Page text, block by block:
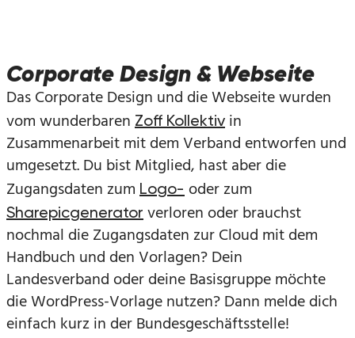
Corporate Design & Webseite
Das Corporate Design und die Webseite wurden
vom wunderbaren Zoff Kollektiv in
Zusammenarbeit mit dem Verband entworfen und
umgesetzt. Du bist Mitglied, hast aber die
Zugangsdaten zum Logo- oder zum
Sharepicgenerator verloren oder brauchst
nochmal die Zugangsdaten zur Cloud mit dem
Handbuch und den Vorlagen? Dein
Landesverband oder deine Basisgruppe möchte
die WordPress-Vorlage nutzen? Dann melde dich
einfach kurz in der Bundesgeschäftsstelle!